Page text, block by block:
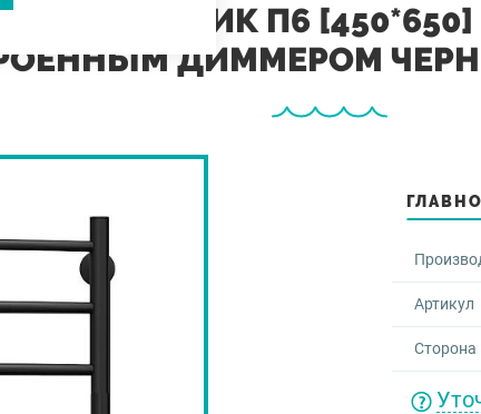
КЛАССИК П6
ДИММЕРОМ
Артикул
Сторона